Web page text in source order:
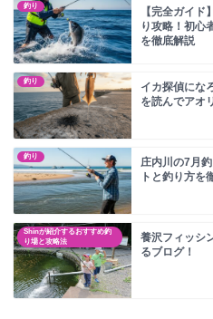
釣り
【完全ガイ
り攻略！初心
を徹底解説
釣り
イカ探偵にな
を読んでアオ
釣り
庄内川の7月
トと釣り方を
Shinが紹介するおすすめ釣
り場と攻略法
養沢フィッシ
るブログ！